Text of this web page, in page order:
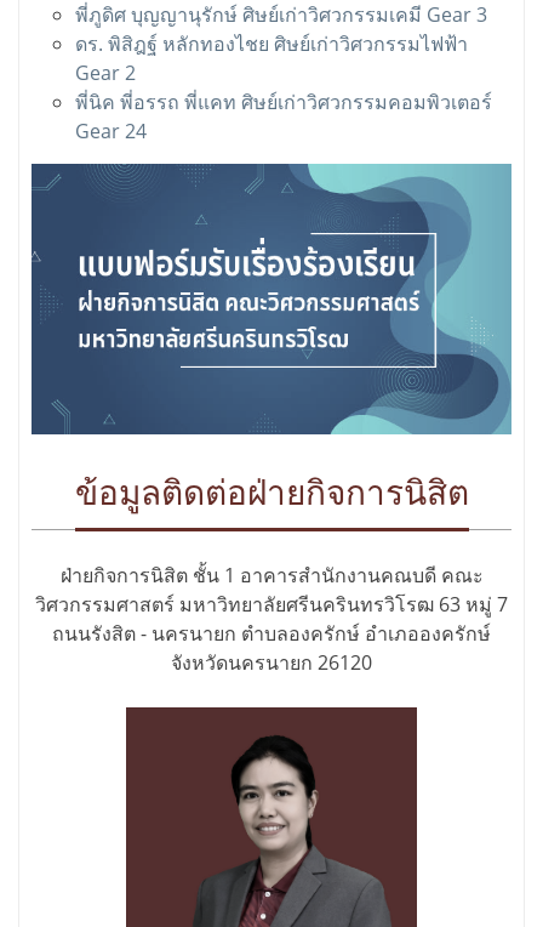
พี่ภูดิศ บุญญานุรักษ์ ศิษย์เก่าวิศวกรรมเคมี Gear 3
ดร. พิสิฎฐ์ หลักทองไชย ศิษย์เก่าวิศวกรรมไฟฟ้า
Gear 2
พี่นิค พี่อรรถ พี่แคท ศิษย์เก่าวิศวกรรมคอมพิวเตอร์
Gear 24
ข้อมูลติดต่อฝ่ายกิจการนิสิต
ฝ่ายกิจการนิสิต ชั้น 1 อาคารสำนักงานคณบดี คณะ
วิศวกรรมศาสตร์ มหาวิทยาลัยศรีนครินทรวิโรฒ 63 หมู่ 7
ถนนรังสิต - นครนายก ตำบลองครักษ์ อำเภอองครักษ์
จังหวัดนครนายก 26120